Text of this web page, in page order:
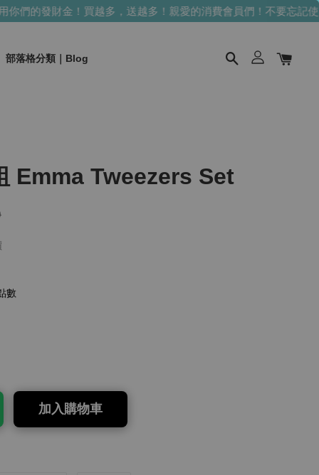
發財金！買越多，送越多！親愛的消費會員們！不要忘記使用你
部落格分類｜Blog
Emma Tweezers Set
數
加入購物車